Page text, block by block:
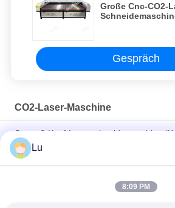
Große Cnc-CO2-
Gespräch
CO2-Laser-Maschine
Smart 6-Kopf-Laserschneidemaschine
Laserausschnitt und -Graviermaschine
Watt-Laser-Schneidemaschine
600mm CO2-Laser-Maschine weiche
Lu
8:09 PM